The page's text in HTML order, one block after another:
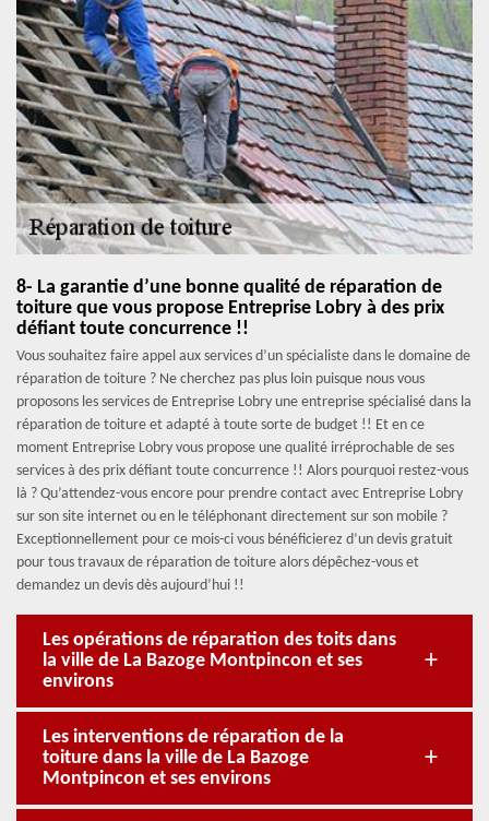
8- La garantie d’une bonne qualité de réparation de
toiture que vous propose Entreprise Lobry à des prix
défiant toute concurrence !!
Vous souhaitez faire appel aux services d’un spécialiste dans le domaine de
réparation de toiture ? Ne cherchez pas plus loin puisque nous vous
proposons les services de Entreprise Lobry une entreprise spécialisé dans la
réparation de toiture et adapté à toute sorte de budget !! Et en ce
moment Entreprise Lobry vous propose une qualité irréprochable de ses
services à des prix défiant toute concurrence !! Alors pourquoi restez-vous
là ? Qu’attendez-vous encore pour prendre contact avec Entreprise Lobry
sur son site internet ou en le téléphonant directement sur son mobile ?
Exceptionnellement pour ce mois-ci vous bénéficierez d’un devis gratuit
pour tous travaux de réparation de toiture alors dépêchez-vous et
demandez un devis dès aujourd’hui !!
Les opérations de réparation des toits dans
la ville de La Bazoge Montpincon et ses
environs
Les interventions de réparation de la
toiture dans la ville de La Bazoge
Montpincon et ses environs